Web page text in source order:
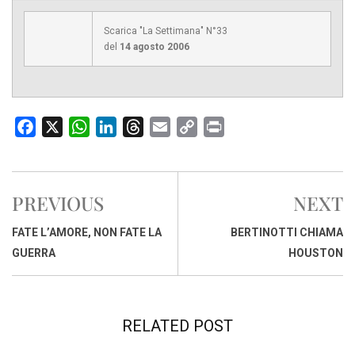
Scarica "La Settimana" N°33
del 14 agosto 2006
c
b
o
o
W
a
s
A
n
d
r
d
a
p
i
PREVIOUS
FATE L’AMORE, NON FATE LA
GUERRA
NEXT
BERTINOTTI CHIAMA
HOUSTON
RELATED POST